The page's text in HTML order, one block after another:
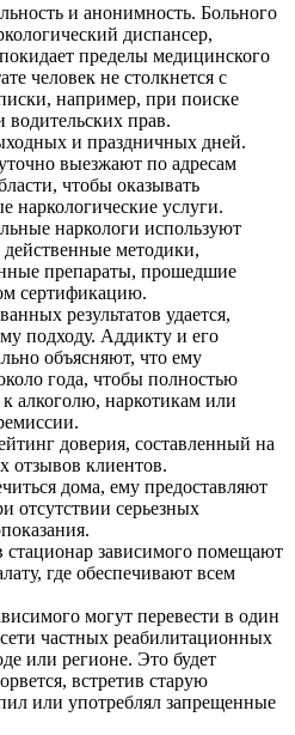
и анонимность. Больного
диспансер,
пределы медицинского
человек не столкнется с
например, при поиске
прав.
и праздничных дней.
выезжают по адресам
чтобы оказывать
наркологические услуги.
наркологи используют
методики,
препараты, прошедшие
сертификацию.
результатов удается,
подходу. Аддикту и его
объясняют, что ему
года, чтобы полностью
алкоголю, наркотикам или
доверия, составленный на
отзывов клиентов.
дома, ему предоставляют
отсутствии серьезных
стационар зависимого помещают
где обеспечивают всем
могут перевести в один
частных реабилитационных
или регионе. Это будет
встретив старую
или употреблял запрещенные